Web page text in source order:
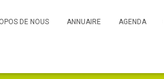
DE NOUS ANNUAIRE AGENDA